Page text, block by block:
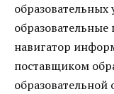
образовательных
навигатор
поставщиком